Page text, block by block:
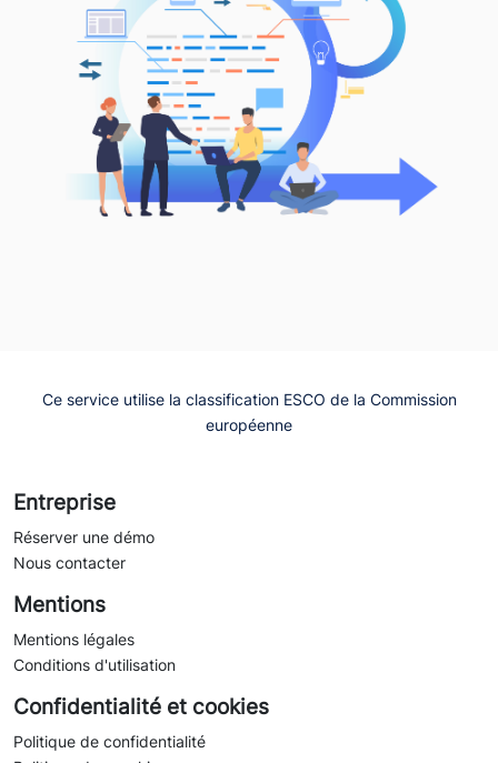
Ce service utilise la classification ESCO de la Commission
européenne
Entreprise
Réserver une démo
Nous contacter
Mentions
Mentions légales
Conditions d'utilisation
Confidentialité et cookies
Politique de confidentialité